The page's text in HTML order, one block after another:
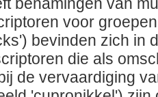
voor
bevinden zich in
die als
de vervaardiging